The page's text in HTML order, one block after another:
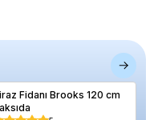
Fidanı Brooks 120 cm